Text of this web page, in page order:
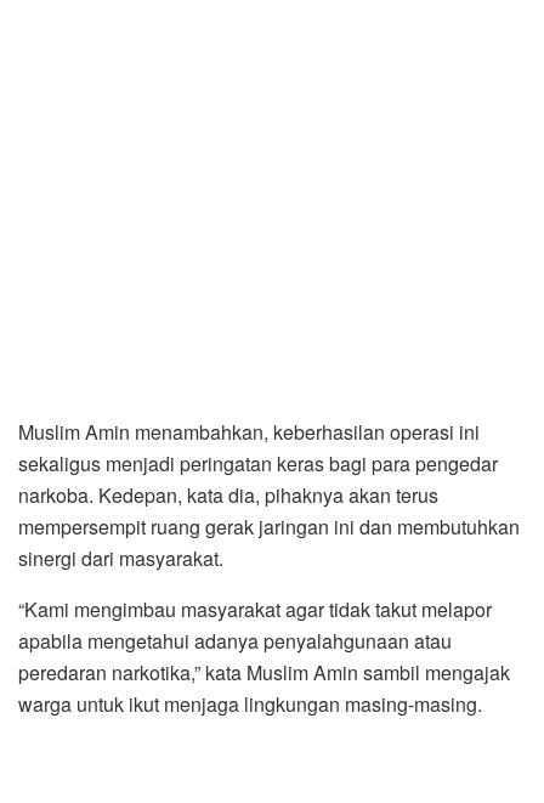
Muslim Amin menambahkan, keberhasilan operasi ini
sekaligus menjadi peringatan keras bagi para pengedar
narkoba. Kedepan, kata dia, pihaknya akan terus
mempersempit ruang gerak jaringan ini dan membutuhkan
sinergi dari masyarakat.
“Kami mengimbau masyarakat agar tidak takut melapor
apabila mengetahui adanya penyalahgunaan atau
peredaran narkotika,” kata Muslim Amin sambil mengajak
warga untuk ikut menjaga lingkungan masing-masing.